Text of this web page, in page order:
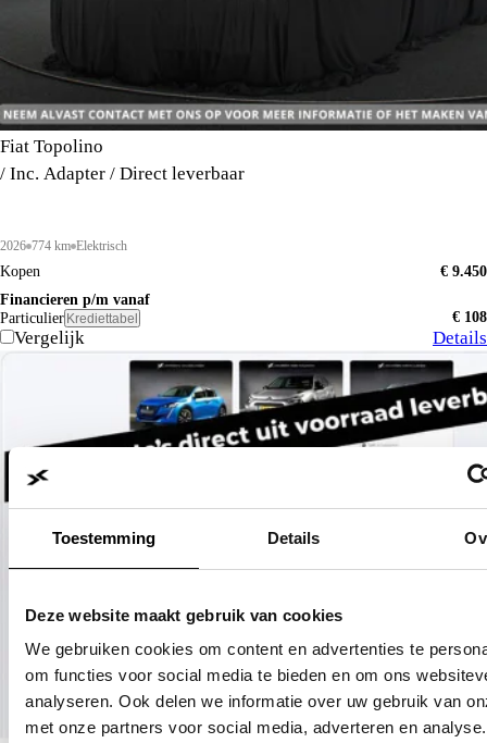
Toestemming Details
Deze website maakt gebruik van cookies
We gebruiken cookies om content en advertenties te
om functies voor social media te bieden en om ons
analyseren. Ook delen we informatie over uw gebruik van
met onze partners voor social media, adverteren en
Fiat Topolino
/ Inc. Adapter / Direct leverbaar
2026 774 km Elektrisch
Kopen
€ 9.450
Financieren p/m vanaf
Particulier Krediettabel € 108
Vergelijk Details